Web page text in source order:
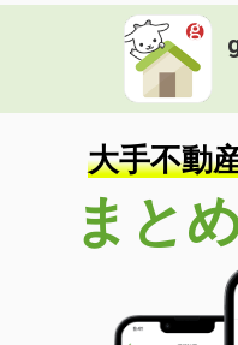
大手不動
まと